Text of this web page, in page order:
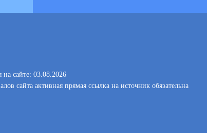
на сайте: 03.08.2026
сайта активная прямая ссылка на источник обязательна